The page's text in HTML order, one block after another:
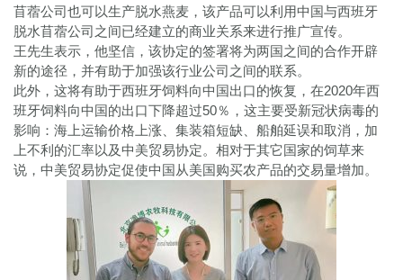
苜蓿公司也可以生产脱水燕麦，该产品可以利用中国与西班牙
脱水苜蓿公司之间已经建立的商业关系来进行推广宣传。
王先生表示，他坚信，该协定的签署将为两国之间的合作开辟
新的途径，并有助于加强该行业公司之间的联系。
此外，这将有助于西班牙饲料向中国出口的恢复，在2020年西
班牙饲料向中国的出口下降超过50％，这主要受新冠状病毒的
影响：海上运输价格上涨、集装箱短缺、船舶延误和取消，加
上不利的汇率以及中美贸易协定。相对于其它国家的饲草来
说，中美贸易协定促使中国从美国购买农产品的交易量增加。